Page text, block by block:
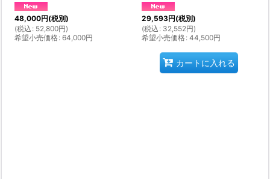
48,000円(税別)
(税込 : 52,800円)
希望小売価格: 64,000円
29,593円(税別)
(税込 : 32,552円)
希望小売価格: 44,500円
カートに入れる